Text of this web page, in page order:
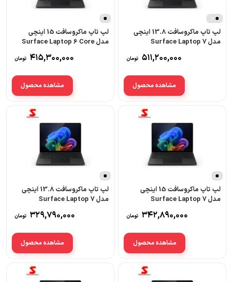
لپ تاپ ماکروسافت 13.8 اینچی
مدل Surface Laptop 7
Copilot Plus PC intel Core
Ultra 7 32GB 1TB SSD
511,200,000 تومان
مشاهده محصول
لپ تاپ ماکروسافت 15 اینچی
مدل Surface Laptop 6 Core
Ultra 7 32GB 1TB SSD
415,300,000 تومان
مشاهده محصول
لپ تاپ ماکروسافت 15 اینچی
مدل Surface Laptop 7
Copilot Plus PC Snapdragon
X Elite 32GB 1TB SSD
342,890,000 تومان
مشاهده محصول
لپ تاپ ماکروسافت 13.8 اینچی
مدل Surface Laptop 7
Copilot Plus PC intel Core
Ultra 5 16GB 512GB SSD
329,790,000 تومان
مشاهده محصول